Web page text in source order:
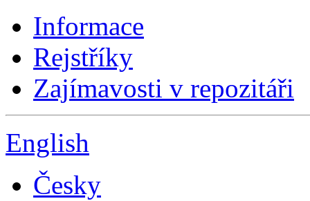
Informace
Rejstříky
Zajímavosti v repozitáři
English
Česky